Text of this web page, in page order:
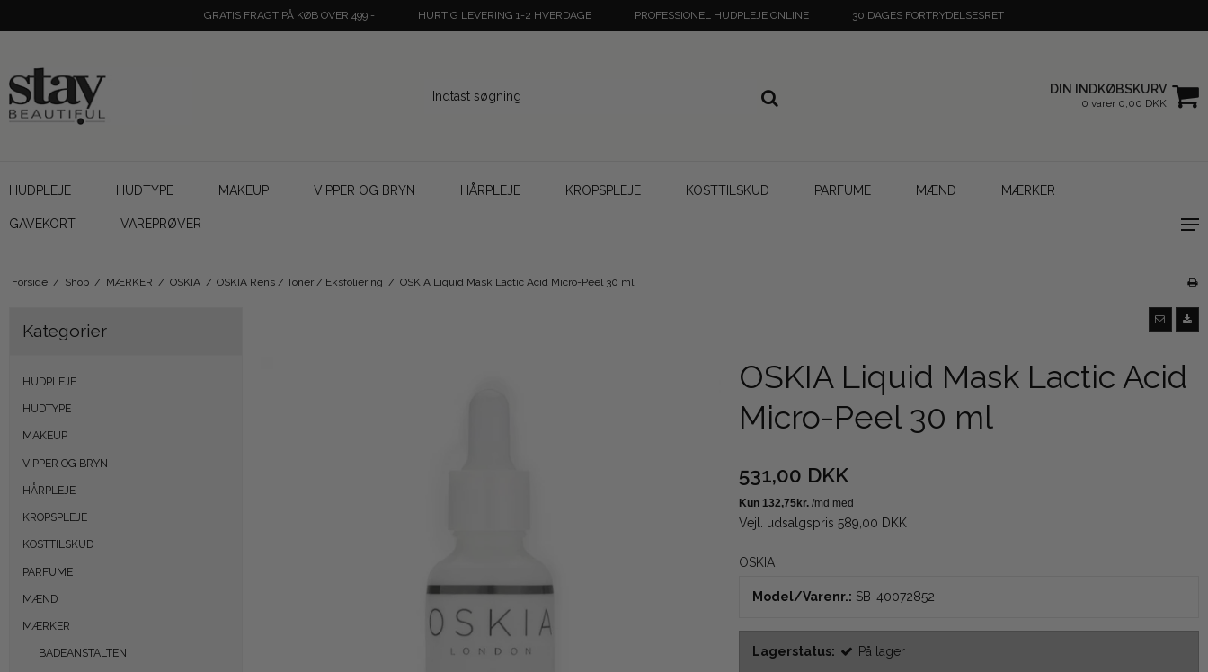
GRATIS FRAGT PÅ KØB OVER 499,- HURTIG LEVERING 1-2 HVERDAGE PROFESSIONEL HUDPLEJE ONLINE 30 DAGES FORTRYDELSESRET
DIN INDKØBSKURV
0 varer 0,00 DKK
HUDPLEJE HUDTYPE MAKEUP VIPPER OG BRYN HÅRPLEJE KROPSPLEJE KOSTTILSKUD PARFUME MÆND MÆRKER
GAVEKORT VAREPRØVER
Forside / Shop / MÆRKER / OSKIA / OSKIA Rens / Toner / Eksfoliering / OSKIA Liquid Mask Lactic Acid Micro-Peel 30 ml
Kategorier
HUDPLEJE
HUDTYPE
MAKEUP
VIPPER OG BRYN
HÅRPLEJE
KROPSPLEJE
KOSTTILSKUD
PARFUME
MÆND
MÆRKER
BADEANSTALTEN
OSKIA Liquid Mask Lactic Acid
Micro-Peel 30 ml
531,00 DKK
Vejl. udsalgspris 589,00 DKK
OSKIA
Model/Varenr.: SB-40072852
Lagerstatus: På lager